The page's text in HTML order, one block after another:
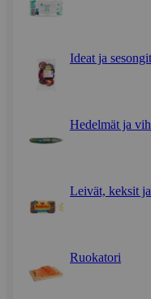
Ideat ja sesongit
Hedelmät ja
Leivät, keksit
Ruokatori